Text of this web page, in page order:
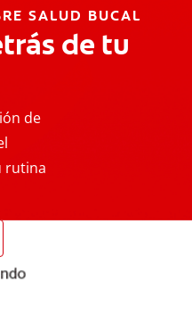
SALUD BUCAL
de tu
de
rutina